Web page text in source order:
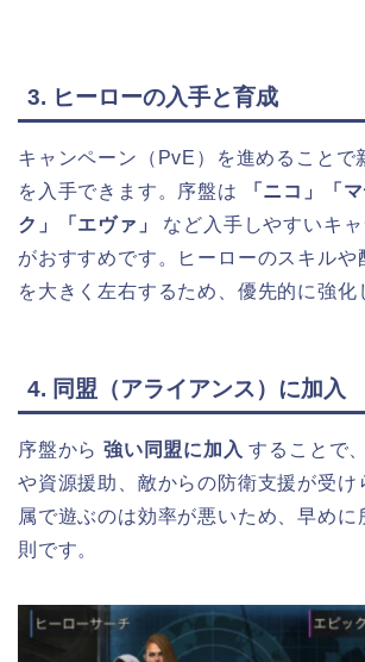
3. ヒーローの入手と育成
キャンペーン（PvE）を進めることで
を入手できます。序盤は
「ニコ」「
ク」「エヴァ」
など入手しやすいキ
がおすすめです。ヒーローのスキルや
を大きく左右するため、優先的に強化
4. 同盟（アライアンス）に加入
序盤から 強い同盟に加入 することで
や資源援助、敵からの防衛支援が受け
属で遊ぶのは効率が悪いため、早めに
則です。